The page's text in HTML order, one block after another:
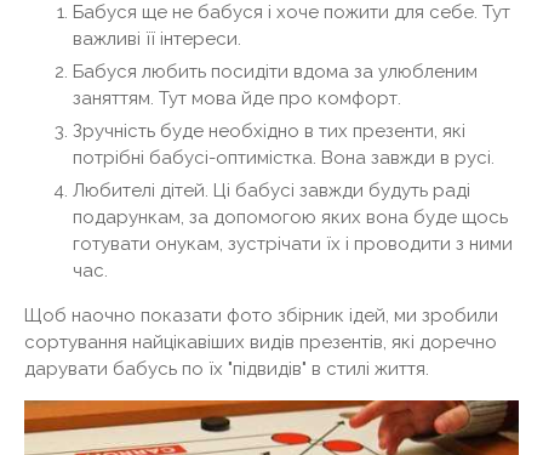
Бабуся ще не бабуся і хоче пожити для себе. Тут
важливі її інтереси.
Бабуся любить посидіти вдома за улюбленим
заняттям. Тут мова йде про комфорт.
Зручність буде необхідно в тих презенти, які
потрібні бабусі-оптимістка. Вона завжди в русі.
Любителі дітей. Ці бабусі завжди будуть раді
подарункам, за допомогою яких вона буде щось
готувати онукам, зустрічати їх і проводити з ними
час.
Щоб наочно показати фото збірник ідей, ми зробили
сортування найцікавіших видів презентів, які доречно
дарувати бабусь по їх "підвидів" в стилі життя.